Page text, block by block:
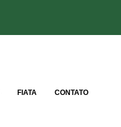
FIATA CONTATO